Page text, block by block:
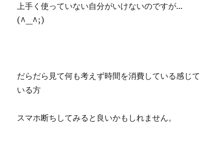
上手く使っていない自分がいけないのですが…
(^_^;)
だらだら見て何も考えず時間を消費している感じて
いる方
スマホ断ちしてみると良いかもしれません。